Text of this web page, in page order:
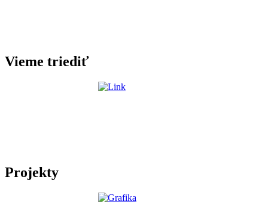
Vieme triediť
Projekty